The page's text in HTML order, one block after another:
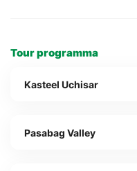
Tour programma
Kasteel Uchisar
Pasabag Valley